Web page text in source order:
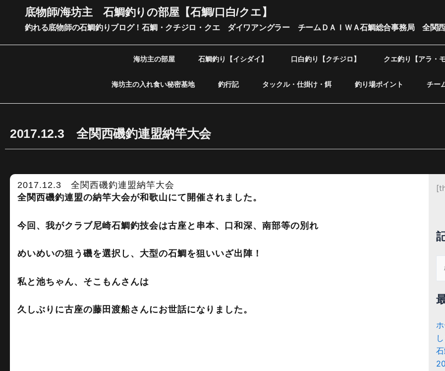
ス
底物師/海坊主 石鯛釣りの部屋【石鯛/口白/クエ】
釣れる底物師の石鯛釣りブログ！石鯛・クチジロ・クエ ダイワアングラー チームＤＡＩＷＡ石鯛総合事務局 全関
海坊主の部屋 石鯛釣り【イシダイ】 口白釣り【クチジロ】 クエ釣り【アラ・モ
海坊主の入れ食い秘密基地 釣行記 タックル・仕掛け・餌 釣り場ポイント チー
2017.12.3 全関西磯釣連盟納竿大会
2017.12.3 全関西磯釣連盟納竿大会
全関西磯釣連盟の納竿大会が和歌山にて開催されました。
今回、我がクラブ尼崎石鯛釣技会は古座と串本、口和深、南部等の別れ
めいめいの狙う磯を選択し、大型の石鯛を狙いいざ出陣！
私と池ちゃん、そこもんさんは
久しぶりに古座の藤田渡船さんにお世話になりました。
索
対